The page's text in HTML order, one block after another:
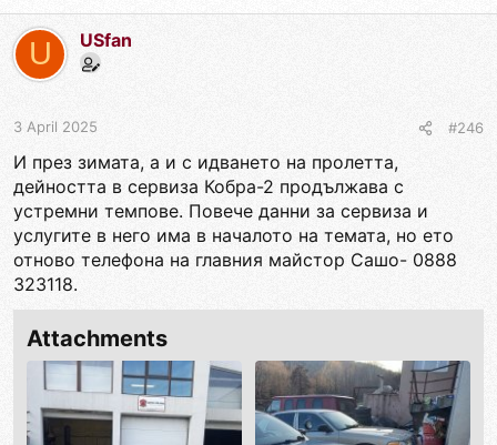
U USfan
3 April 2025 #246
И през зимата, а и с идването на пролетта,
дейността в сервиза Кобра-2 продължава с
устремни темпове. Повече данни за сервиза и
услугите в него има в началото на темата, но ето
отново телефона на главния майстор Сашо- 0888
323118.
Attachments